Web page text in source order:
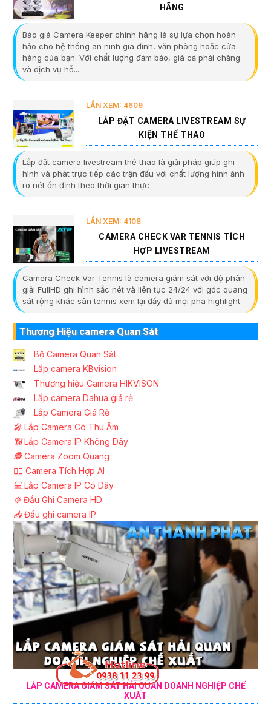
HÃNG
Báo giá Camera Keeper chính hãng là sự lựa chọn hoàn
hảo cho hệ thống an ninh gia đình, văn phòng hoặc cửa
hàng của bạn. Với chất lượng đảm bảo, giá cả phải chăng
và dịch vụ hỗ...
LẦN XEM: 4609
LẮP ĐẶT CAMERA LIVESTREAM SỰ
KIỆN THỂ THAO
Lắp đặt camera livestream thể thao là giải pháp giúp ghi
hình và phát trực tiếp các trận đấu với chất lượng hình ảnh
rõ nét ổn định theo thời gian thực
LẦN XEM: 4108
CAMERA CHECK VAR TENNIS TÍCH
HỢP LIVESTREAM
Camera Check Var Tennis là camera giám sát với độ phân
giải FullHD ghi hình sắc nét và liên tục 24/24 với góc quang
sát rộng khác sân tennis xem lại đầy đủ mọi pha highlight
Thương Hiệu camera Quan Sát
Bộ Camera Quan Sát
Lắp camera KBvision
Thương hiệu Camera HIKVISON
Lắp camera Dahua giá rẻ
Lắp Camera Giá Rẻ
️🎤️ Lắp Camera Có Thu Âm
📶Lắp Camera IP Không Dây
🕵️Camera Zoom Quang
🧛‍♀️ Camera Tích Hợp AI
💻 Lắp Camera IP Có Dây
⚙️ Đầu Ghi Camera HD
📥Đầu ghi camera IP
LẮP CAMERA GIÁM SÁT HẢI QUAN DOANH NGHIỆP CHẾ
XUẤT